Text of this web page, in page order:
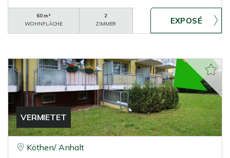
60 m²
WOHNFLÄCHE
2
ZIMMER
VERMIETET
Köthen/ Anhalt